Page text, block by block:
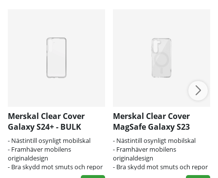
Merskal Clear Cover
Galaxy S24+ - BULK
- Nästintill osynligt mobilskal
- Framhäver mobilens
originaldesign
- Bra skydd mot smuts och repor
Merskal Clear Cover
MagSafe Galaxy S23
Ultra - BULK
- Nästintill osynligt mobilskal
- Framhäver mobilens
originaldesign
- Bra skydd mot smuts och repor